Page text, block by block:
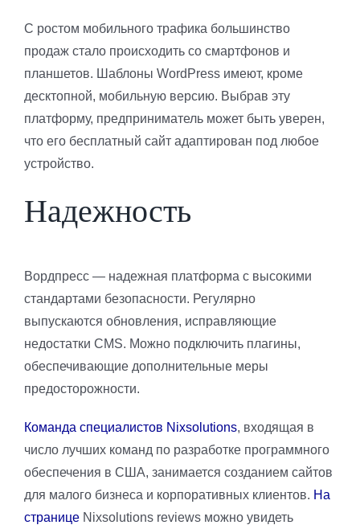
С ростом мобильного трафика большинство
продаж стало происходить со смартфонов и
планшетов. Шаблоны WordPress имеют, кроме
десктопной, мобильную версию. Выбрав эту
платформу, предприниматель может быть уверен,
что его бесплатный сайт адаптирован под любое
устройство.
Надежность
Вордпресс — надежная платформа с высокими
стандартами безопасности. Регулярно
выпускаются обновления, исправляющие
недостатки CMS. Можно подключить плагины,
обеспечивающие дополнительные меры
предосторожности.
Команда специалистов Nixsolutions, входящая в
число лучших команд по разработке программного
обеспечения в США, занимается созданием сайтов
для малого бизнеса и корпоративных клиентов. На
странице Nixsolutions reviews можно увидеть